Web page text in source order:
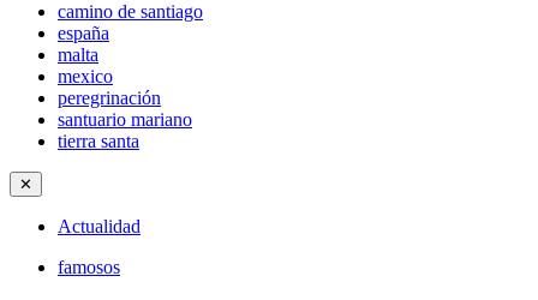
camino de santiago
españa
malta
mexico
peregrinación
santuario mariano
tierra santa
✕
Actualidad
famosos